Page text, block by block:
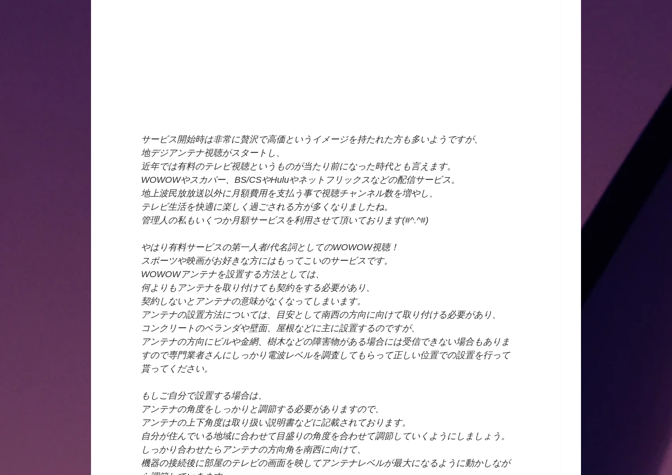
サービス開始時は非常に贅沢で高価というイメージを持たれた方も多いようですが、
地デジアンテナ視聴がスタートし、
近年では有料のテレビ視聴というものが当たり前になった時代とも言えます。
WOWOWやスカパー、BS/CSやHuluやネットフリックスなどの配信サービス。
地上波民放放送以外に月額費用を支払う事で視聴チャンネル数を増やし、
テレビ生活を快適に楽しく過ごされる方が多くなりましたね。
管理人の私もいくつか月額サービスを利用させて頂いております(#^.^#)
やはり有料サービスの第一人者/代名詞としてのWOWOW視聴！
スポーツや映画がお好きな方にはもってこいのサービスです。
WOWOWアンテナを設置する方法としては、
何よりもアンテナを取り付けても契約をする必要があり、
契約しないとアンテナの意味がなくなってしまいます。
アンテナの設置方法については、目安として南西の方向に向けて取り付ける必要があり、
コンクリートのベランダや壁面、屋根などに主に設置するのですが、
アンテナの方向にビルや金網、樹木などの障害物がある場合には受信できない場合もありま
すので専門業者さんにしっかり電波レベルを調査してもらって正しい位置での設置を行って
貰ってください。
もしご自分で設置する場合は、
アンテナの角度をしっかりと調節する必要がありますので、
アンテナの上下角度は取り扱い説明書などに記載されております。
自分が住んでいる地域に合わせて目盛りの角度を合わせて調節していくようにしましょう。
しっかり合わせたらアンテナの方向角を南西に向けて、
機器の接続後に部屋のテレビの画面を映してアンテナレベルが最大になるように動かしなが